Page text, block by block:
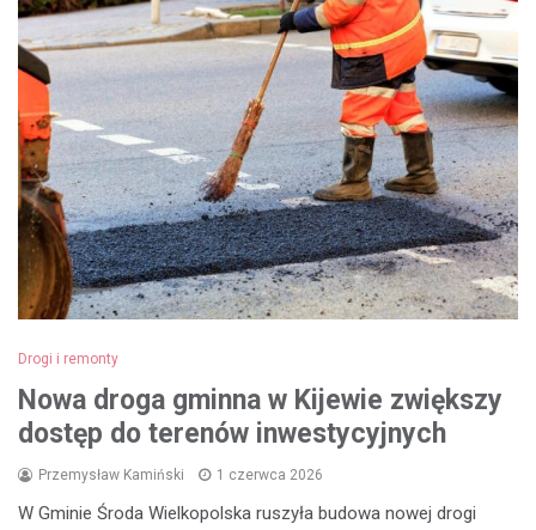
Drogi i remonty
Nowa droga gminna w Kijewie zwiększy
dostęp do terenów inwestycyjnych
Przemysław Kamiński 1 czerwca 2026
W Gminie Środa Wielkopolska ruszyła budowa nowej drogi